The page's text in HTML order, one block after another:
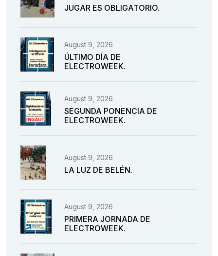
JUGAR ES OBLIGATORIO.
August 9, 2026
ÚLTIMO DÍA DE
ELECTROWEEK.
August 9, 2026
SEGUNDA PONENCIA DE
ELECTROWEEK.
August 9, 2026
LA LUZ DE BELÉN.
August 9, 2026
PRIMERA JORNADA DE
ELECTROWEEK.